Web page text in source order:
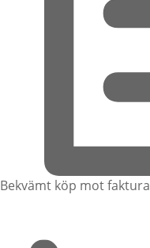
Bekvämt köp mot faktura